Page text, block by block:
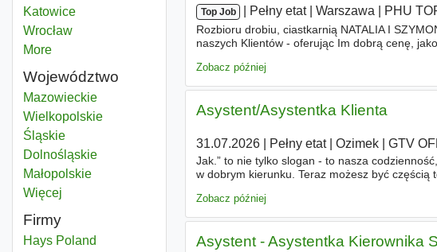
Asystentka
KatowicePowiat
Asystentka
WrocławPowiat
Moredistricts
Województwo
Asystentka
MazowieckieWojewództwo
Asystentka
WielkopolskieWojewództwo
Asystentka
ŚląskieWojewództwo
Asystentka
DolnośląskieWojewództwo
Asystentka
MałopolskieWojewództwo
Więcej
Firmy
Hays Poland
Top Job Pełny etat| Warszawa PHU
Rozbioru drobiu, ciastkarnią NATALIA I
naszych Klientów - oferując Im dobrą cenę,
Zobacz później
Asystent/Asystentka Klienta
31.07.2026| Pełny etat| Ozimek| GTV
Jak.” to nie tylko slogan - to nasza
w dobrym kierunku. Teraz możesz być częścią
Zobacz później
Asystent - Asystentka Kierownika